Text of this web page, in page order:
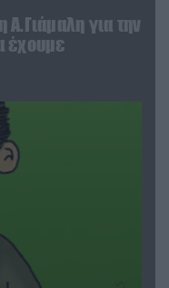
Α.Γιάμαλη για την
έχουμε